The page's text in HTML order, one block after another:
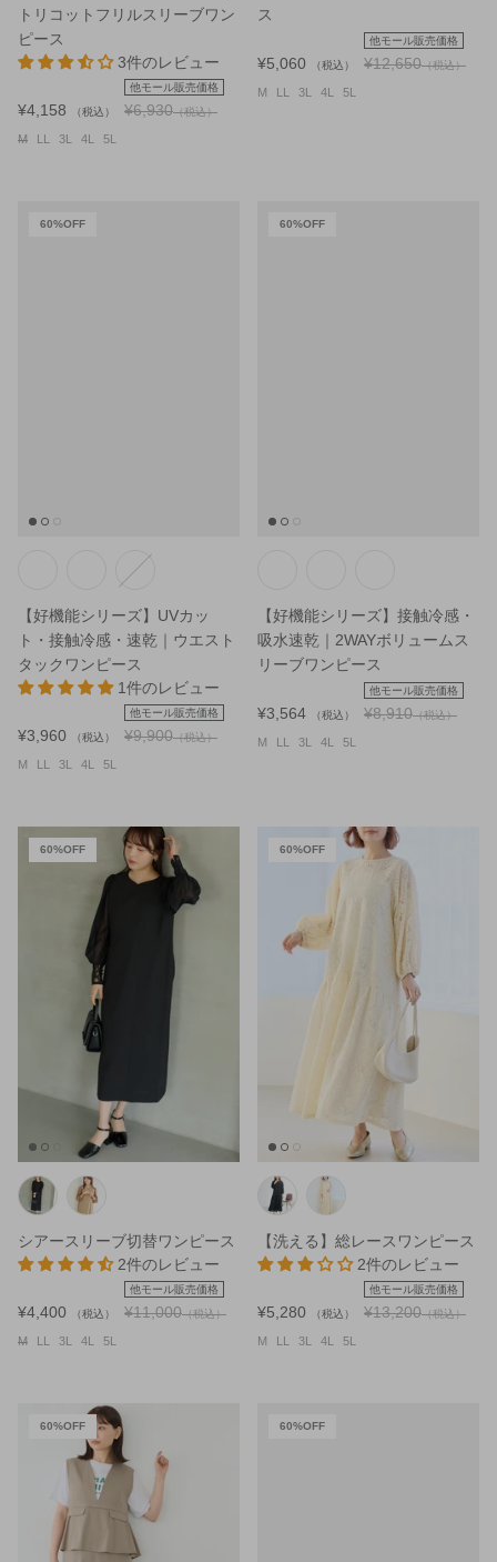
トリコットフリルスリーブワン
ピース
3件のレビュー
¥4,158 （税込）
他モール販売価格
¥6,930（税込）
M LL 3L 4L 5L
ス
¥5,060 （税込）
他モール販売価格
¥12,650（税込）
M LL 3L 4L 5L
60%OFF
【好機能シリーズ】UVカッ
ト・接触冷感・速乾｜ウエスト
タックワンピース
1件のレビュー
¥3,960 （税込）
他モール販売価格
¥9,900（税込）
M LL 3L 4L 5L
60%OFF
【好機能シリーズ】接触冷感・
吸水速乾｜2WAYボリュームス
リーブワンピース
¥3,564 （税込）
他モール販売価格
¥8,910（税込）
M LL 3L 4L 5L
60%OFF
シアースリーブ切替ワンピース
2件のレビュー
¥4,400 （税込）
他モール販売価格
¥11,000（税込）
M LL 3L 4L 5L
60%OFF
【洗える】総レースワンピース
2件のレビュー
¥5,280 （税込）
他モール販売価格
¥13,200（税込）
M LL 3L 4L 5L
60%OFF 60%OFF